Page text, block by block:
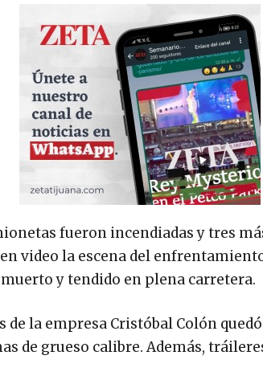
fueron incendiadas y tres
video la escena del
y tendido en plena carretera.
la empresa Cristóbal Colón
de grueso calibre. Además,